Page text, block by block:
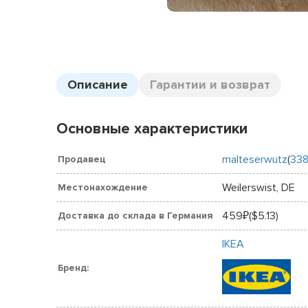
Описание Гарантии и возврат
Основные характеристики
Продавец malteserwutz(
Местонахождение Weilerswist, DE
Доставка до склада в Германия 459₽($5.13)
Бренд:
IKEA